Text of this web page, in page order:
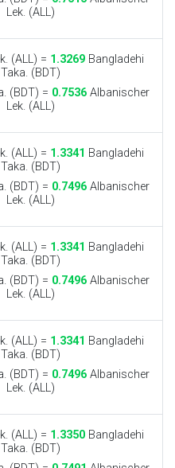
Lek. (ALL)
(ALL) = 1.3269 Bangladehi
Taka. (BDT)
(BDT) = 0.7536 Albanischer
Lek. (ALL)
(ALL) = 1.3341 Bangladehi
Taka. (BDT)
(BDT) = 0.7496 Albanischer
Lek. (ALL)
(ALL) = 1.3341 Bangladehi
Taka. (BDT)
(BDT) = 0.7496 Albanischer
Lek. (ALL)
(ALL) = 1.3341 Bangladehi
Taka. (BDT)
(BDT) = 0.7496 Albanischer
Lek. (ALL)
(ALL) = 1.3350 Bangladehi
Taka. (BDT)